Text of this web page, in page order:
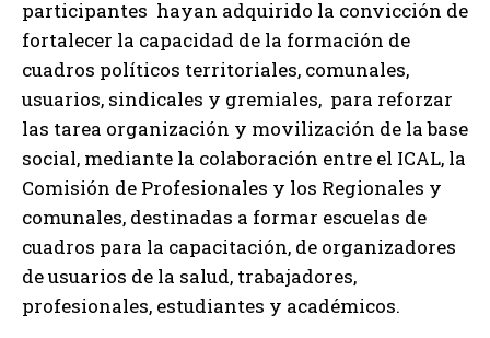
participantes hayan adquirido la convicción de
fortalecer la capacidad de la formación de
cuadros políticos territoriales, comunales,
usuarios, sindicales y gremiales, para reforzar
las tarea organización y movilización de la base
social, mediante la colaboración entre el ICAL, la
Comisión de Profesionales y los Regionales y
comunales, destinadas a formar escuelas de
cuadros para la capacitación, de organizadores
de usuarios de la salud, trabajadores,
profesionales, estudiantes y académicos.